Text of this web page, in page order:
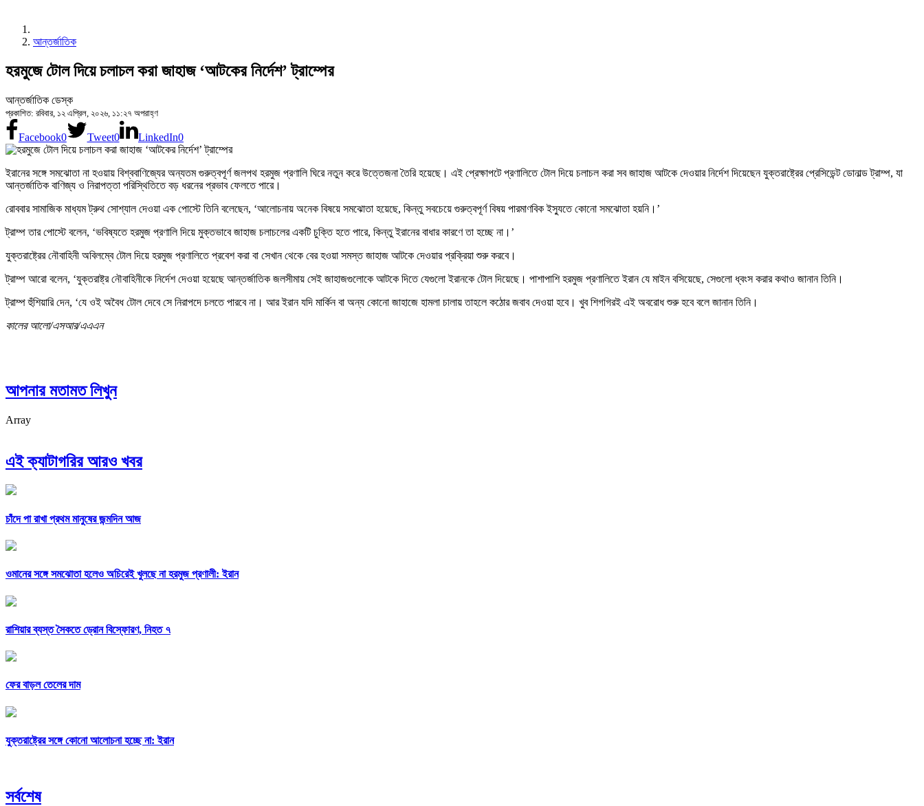
আন্তর্জাতিক
হরমুজে টোল দিয়ে চলাচল করা জাহাজ ‘আটকের নির্দেশ’ ট্রাম্পের
আন্তর্জাতিক ডেস্ক
প্রকাশিত: রবিবার, ১২ এপ্রিল, ২০২৬, ১১:২৭ অপরাহ্ণ
Facebook0 Tweet0 LinkedIn0
ইরানের সঙ্গে সমঝোতা না হওয়ায় বিশ্ববাণিজ্যের অন্যতম গুরুত্বপূর্ণ জলপথ হরমুজ প্রণালি ঘিরে নতুন করে উত্তেজনা তৈরি হয়েছে। এই প্রেক্ষাপটে প্রণালিতে টোল দিয়ে চলাচল করা সব জাহাজ আটকে দেওয়ার নির্দেশ দিয়েছেন যুক্তরাষ্ট্রের প্রেসিডেন্ট ডোনাল্ড ট্রাম্প, যা
আন্তর্জাতিক বাণিজ্য ও নিরাপত্তা পরিস্থিতিতে বড় ধরনের প্রভাব ফেলতে পারে।
রোববার সামাজিক মাধ্যম ট্রুথ সোশ্যাল দেওয়া এক পোস্টে তিনি বলেছেন, ‘আলোচনায় অনেক বিষয়ে সমঝোতা হয়েছে, কিন্তু সবচেয়ে গুরুত্বপূর্ণ বিষয় পারমাণবিক ইস্যুতে কোনো সমঝোতা হয়নি।’
ট্রাম্প তার পোস্টে বলেন, ‘ভবিষ্যতে হরমুজ প্রণালি দিয়ে মুক্তভাবে জাহাজ চলাচলের একটি চুক্তি হতে পারে, কিন্তু ইরানের বাধার কারণে তা হচ্ছে না।’
যুক্তরাষ্ট্রের নৌবাহিনী অবিলম্বে টোল দিয়ে হরমুজ প্রণালিতে প্রবেশ করা বা সেখান থেকে বের হওয়া সমস্ত জাহাজ আটকে দেওয়ার প্রক্রিয়া শুরু করবে।
ট্রাম্প আরো বলেন, ‘যুক্তরাষ্ট্র নৌবাহিনীকে নির্দেশ দেওয়া হয়েছে আন্তর্জাতিক জলসীমায় সেই জাহাজগুলোকে আটকে দিতে যেগুলো ইরানকে টোল দিয়েছে। পাশাপাশি হরমুজ প্রণালিতে ইরান যে মাইন বসিয়েছে, সেগুলো ধ্বংস করার কথাও জানান তিনি।
ট্রাম্প হুঁশিয়ারি দেন, ‘যে ওই অবৈধ টোল দেবে সে নিরাপদে চলতে পারবে না। আর ইরান যদি মার্কিন বা অন্য কোনো জাহাজে হামলা চালায় তাহলে কঠোর জবাব দেওয়া হবে। খুব শিগগিরই এই অবরোধ শুরু হবে বলে জানান তিনি।
কালের আলো/এসআর/এএএন
আপনার মতামত লিখুন
Array
এই ক্যাটাগরির আরও খবর
চাঁদে পা রাখা প্রথম মানুষের জন্মদিন আজ
ওমানের সঙ্গে সমঝোতা হলেও অচিরেই খুলছে না হরমুজ প্রণালী: ইরান
রাশিয়ার ব্যস্ত সৈকতে ড্রোন বিস্ফোরণ, নিহত ৭
ফের বাড়ল তেলের দাম
যুক্তরাষ্ট্রের সঙ্গে কোনো আলোচনা হচ্ছে না: ইরান
সর্বশেষ